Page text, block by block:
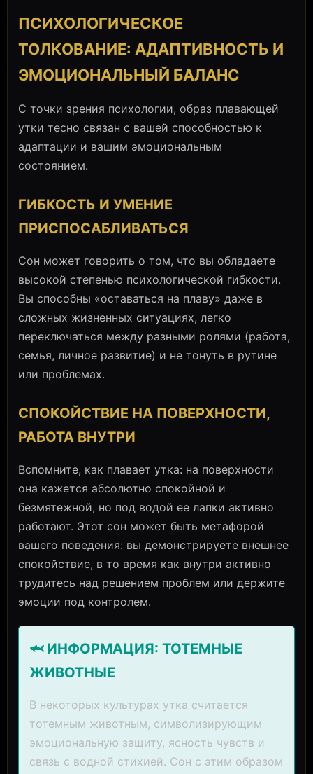
ПСИХОЛОГИЧЕСКОЕ
ТОЛКОВАНИЕ: АДАПТИВНОСТЬ И
ЭМОЦИОНАЛЬНЫЙ БАЛАНС
С точки зрения психологии, образ плавающей
утки тесно связан с вашей способностью к
адаптации и вашим эмоциональным
состоянием.
ГИБКОСТЬ И УМЕНИЕ
ПРИСПОСАБЛИВАТЬСЯ
Сон может говорить о том, что вы обладаете
высокой степенью психологической гибкости.
Вы способны «оставаться на плаву» даже в
сложных жизненных ситуациях, легко
переключаться между разными ролями (работа,
семья, личное развитие) и не тонуть в рутине
или проблемах.
СПОКОЙСТВИЕ НА ПОВЕРХНОСТИ,
РАБОТА ВНУТРИ
Вспомните, как плавает утка: на поверхности
она кажется абсолютно спокойной и
безмятежной, но под водой ее лапки активно
работают. Этот сон может быть метафорой
вашего поведения: вы демонстрируете внешнее
спокойствие, в то время как внутри активно
трудитесь над решением проблем или держите
эмоции под контролем.
🦈 ИНФОРМАЦИЯ: ТОТЕМНЫЕ
ЖИВОТНЫЕ
В некоторых культурах утка считается
тотемным животным, символизирующим
эмоциональную защиту, ясность чувств и
связь с водной стихией. Сон с этим образом